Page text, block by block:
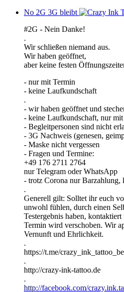
No 2G 3G bleibt
#2G - Nein Danke!
.
Wir schließen niemand aus.
Wir haben geöffnet,
aber keine festen
- nur mit Termin
- keine Laufkundschaft
.
- wir haben geöffnet und
- keine Laufkundschaft, nur
- Begleitpersonen sind nicht
- 3G Nachweis (genesen,
- Maske nicht vergessen
- Fragen und Termine:
+49 176 2711 2764
nur Telegram oder WhatsApp
- trotz Corona nur
.
Generell gilt: Solltet ihr euch
unwohl fühlen, durch einen
Testergebnis haben,
Termin wird verschoben. Wir
Vernunft und Ehrlichkeit.
.
https://t.me/
.
http://crazy-ink-tattoo.de
.
http://facebook.com/